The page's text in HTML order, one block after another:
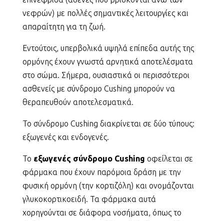
νεφρών) με πολλές σημαντικές λειτουργίες και
απαραίτητη για τη ζωή.
Εντούτοις, υπερβολικά υψηλά επίπεδα αυτής της
ορμόνης έχουν γνωστά αρνητικά αποτελέσματα
στο σώμα. Σήμερα, ουσιαστικά οι περισσότεροι
ασθενείς με σύνδρομο Cushing μπορούν να
θεραπευθούν αποτελεσματικά.
Το σύνδρομο Cushing διακρίνεται σε δύο τύπους:
εξωγενές και ενδογενές.
Το εξωγενές σύνδρομο Cushing οφείλεται σε
φάρμακα που έχουν παρόμοια δράση με την
φυσική ορμόνη (την κορτιζόλη) και ονομάζονται
γλυκοκορτικοειδή. Τα φάρμακα αυτά
χορηγούνται σε διάφορα νοσήματα, όπως το